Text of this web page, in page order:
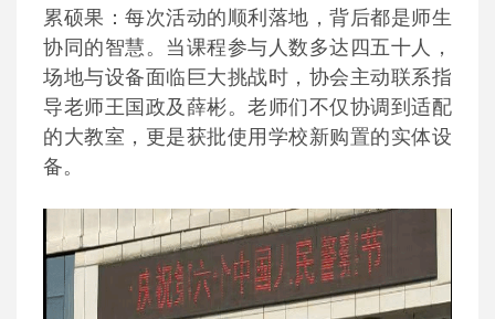
累硕果：每次活动的顺利落地，背后都是师生
协同的智慧。当课程参与人数多达四五十人，
场地与设备面临巨大挑战时，协会主动联系指
导老师王国政及薛彬。老师们不仅协调到适配
的大教室，更是获批使用学校新购置的实体设
备。